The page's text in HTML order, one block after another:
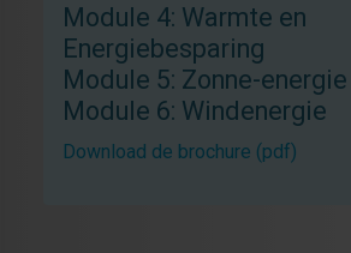
Module 4: Warmte en
Energiebesparing
Module 5: Zonne-energie
Module 6: Windenergie
Download de brochure (pdf)